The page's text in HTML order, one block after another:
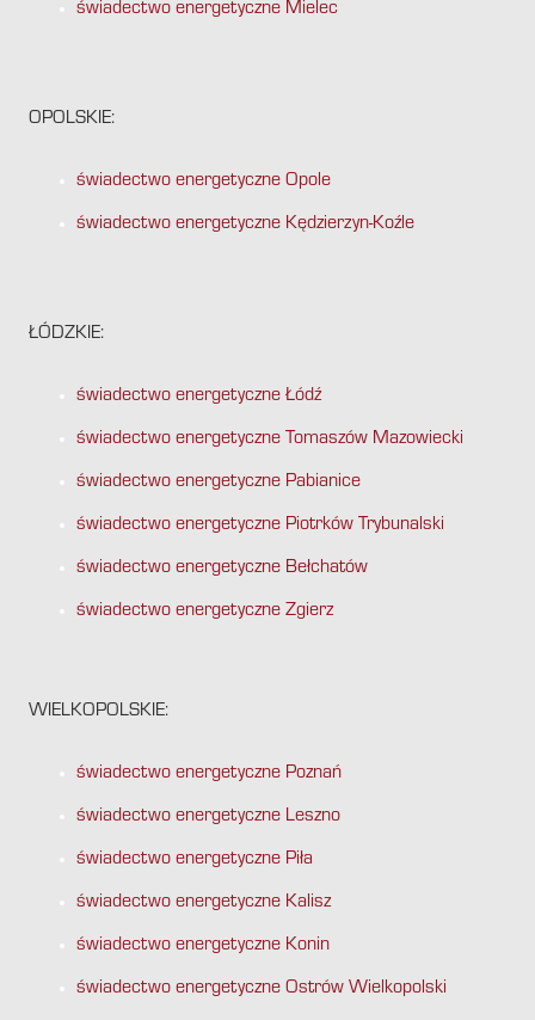
świadectwo energetyczne Mielec
OPOLSKIE:
świadectwo energetyczne Opole
świadectwo energetyczne Kędzierzyn-Koźle
ŁÓDZKIE:
świadectwo energetyczne Łódź
świadectwo energetyczne Tomaszów Mazowiecki
świadectwo energetyczne Pabianice
świadectwo energetyczne Piotrków Trybunalski
świadectwo energetyczne Bełchatów
świadectwo energetyczne Zgierz
WIELKOPOLSKIE:
świadectwo energetyczne Poznań
świadectwo energetyczne Leszno
świadectwo energetyczne Piła
świadectwo energetyczne Kalisz
świadectwo energetyczne Konin
świadectwo energetyczne Ostrów Wielkopolski